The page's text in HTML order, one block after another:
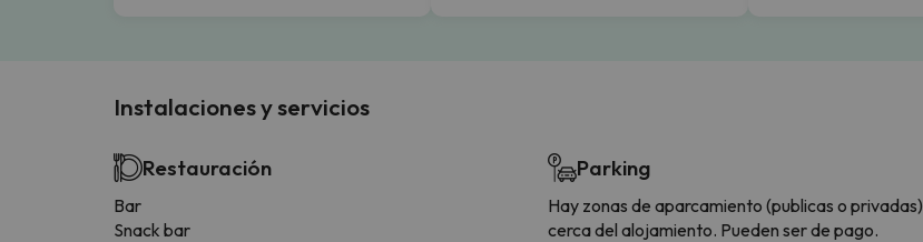
Instalaciones y servicios
Restauración
Bar
Snack bar
Parking
Hay zonas de aparcamiento (publicas o privadas)
cerca del alojamiento. Pueden ser de pago.